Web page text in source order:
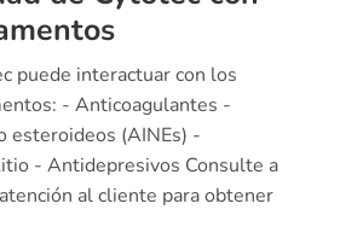
puede interactuar con los
- Anticoagulantes -
esteroideos (AINEs) -
- Antidepresivos Consulte a
al cliente para obtener